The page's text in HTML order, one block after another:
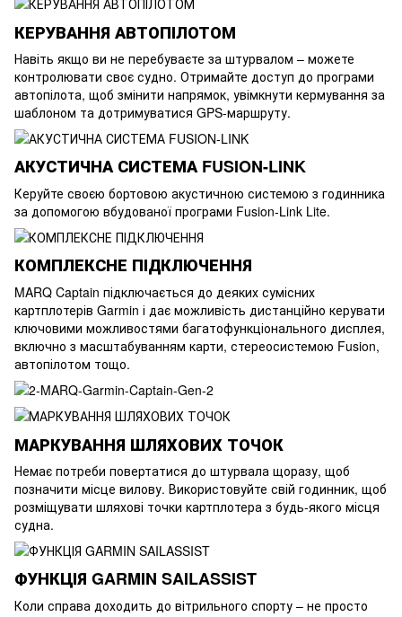
КЕРУВАННЯ АВТОПІЛОТОМ
Навіть якщо ви не перебуваєте за штурвалом – можете
контролювати своє судно. Отримайте доступ до програми
автопілота, щоб змінити напрямок, увімкнути кермування за
шаблоном та дотримуватися GPS-маршруту.
АКУСТИЧНА СИСТЕМА FUSION-LINK
Керуйте своєю бортовою акустичною системою з годинника
за допомогою вбудованої програми Fusion-Link Lite.
КОМПЛЕКСНЕ ПІДКЛЮЧЕННЯ
MARQ Captain підключається до деяких сумісних
картплотерів Garmin і дає можливість дистанційно керувати
ключовими можливостями багатофункціонального дисплея,
включно з масштабуванням карти, стереосистемою Fusion,
автопілотом тощо.
МАРКУВАННЯ ШЛЯХОВИХ ТОЧОК
Немає потреби повертатися до штурвала щоразу, щоб
позначити місце вилову. Використовуйте свій годинник, щоб
розміщувати шляхові точки картплотера з будь-якого місця
судна.
ФУНКЦІЯ GARMIN SAILASSIST
Коли справа доходить до вітрильного спорту – не просто